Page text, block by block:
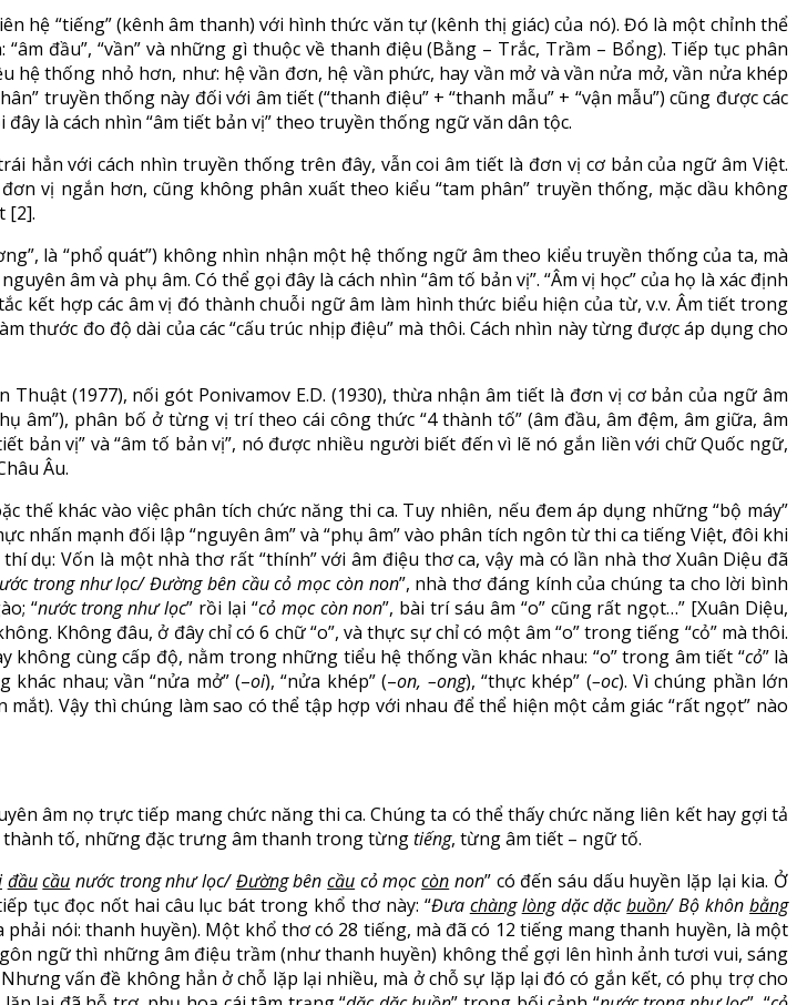
hệ “tiếng” (kênh âm thanh) với hình thức văn tự (kênh thị giác) của nó). Đó là một chỉnh thể
đầu”, “vần” và những gì thuộc về thanh điệu (Bằng – Trắc, Trầm – Bổng). Tiếp tục phân
thống nhỏ hơn, như: hệ vần đơn, hệ vần phức, hay vần mở và vần nửa mở, vần nửa khép
truyền thống này đối với âm tiết (“thanh điệu” + “thanh mẫu” + “vận mẫu”) cũng được các
là cách nhìn “âm tiết bản vị” theo truyền thống ngữ văn dân tộc.
hẳn với cách nhìn truyền thống trên đây, vẫn coi âm tiết là đơn vị cơ bản của ngữ âm Việt.
vị ngắn hơn, cũng không phân xuất theo kiểu “tam phân” truyền thống, mặc dầu không
[2].
là “phổ quát”) không nhìn nhận một hệ thống ngữ âm theo kiểu truyền thống của ta, mà
âm và phụ âm. Có thể gọi đây là cách nhìn “âm tố bản vị”. “Âm vị học” của họ là xác định
kết hợp các âm vị đó thành chuỗi ngữ âm làm hình thức biểu hiện của từ, v.v. Âm tiết trong
thước đo độ dài của các “cấu trúc nhịp điệu” mà thôi. Cách nhìn này từng được áp dụng cho
(1977), nối gót Ponivamov E.D. (1930), thừa nhận âm tiết là đơn vị cơ bản của ngữ âm
âm”), phân bố ở từng vị trí theo cái công thức “4 thành tố” (âm đầu, âm đệm, âm giữa, âm
bản vị” và “âm tố bản vị”, nó được nhiều người biết đến vì lẽ nó gắn liền với chữ Quốc ngữ,
Âu.
khác vào việc phân tích chức năng thi ca. Tuy nhiên, nếu đem áp dụng những “bộ máy”
nhấn mạnh đối lập “nguyên âm” và “phụ âm” vào phân tích ngôn từ thi ca tiếng Việt, đôi khi
Vốn là một nhà thơ rất “thính” với âm điệu thơ ca, vậy mà có lần nhà thơ Xuân Diệu đã
trong như lọc/ Đường bên cầu cỏ mọc còn non”, nhà thơ đáng kính của chúng ta cho lời bình
“nước trong như lọc” rồi lại “cỏ mọc còn non”, bài trí sáu âm “o” cũng rất ngọt…” [Xuân Diệu,
Không đâu, ở đây chỉ có 6 chữ “o”, và thực sự chỉ có một âm “o” trong tiếng “cỏ” mà thôi.
không cùng cấp độ, nằm trong những tiểu hệ thống vần khác nhau: “o” trong âm tiết “cỏ” là
nhau; vần “nửa mở” (–oi), “nửa khép” (–on, –ong), “thực khép” (–oc). Vì chúng phần lớn
Vậy thì chúng làm sao có thể tập hợp với nhau để thể hiện một cảm giác “rất ngọt” nào
âm nọ trực tiếp mang chức năng thi ca. Chúng ta có thể thấy chức năng liên kết hay gợi tả
tố, những đặc trưng âm thanh trong từngtiếng, từng âm tiết – ngữ tố.
đầu cầu nước trong như lọc/Đườngbêncầu cỏ mọccòn non” có đến sáu dấu huyền lặp lại kia. Ở
tục đọc nốt hai câu lục bát trong khổ thơ này: “Đưa chàng lòngdặc dặcbuồn/ Bộ khônbằng
phải nói: thanh huyền). Một khổ thơ có 28 tiếng, mà đã có 12 tiếng mang thanh huyền, là một
ngữ thì những âm điệu trầm (như thanh huyền) không thể gợi lên hình ảnh tươi vui, sáng
vấn đề không hẳn ở chỗ lặp lại nhiều, mà ở chỗ sự lặp lại đó có gắn kết, có phụ trợ cho